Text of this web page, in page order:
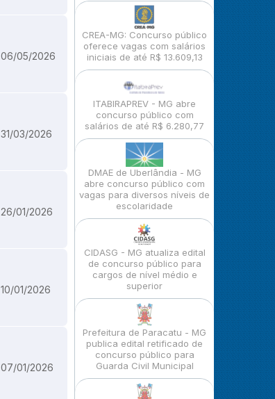
06/05/2026
31/03/2026
26/01/2026
10/01/2026
07/01/2026
CREA-MG: Concurso público
oferece vagas com salários
iniciais de até R$ 13.609,13
ITABIRAPREV - MG abre
concurso público com
salários de até R$ 6.280,77
DMAE de Uberlândia - MG
abre concurso público com
vagas para diversos níveis de
escolaridade
CIDASG - MG atualiza edital
de concurso público para
cargos de nível médio e
superior
Prefeitura de Paracatu - MG
publica edital retificado de
concurso público para
Guarda Civil Municipal